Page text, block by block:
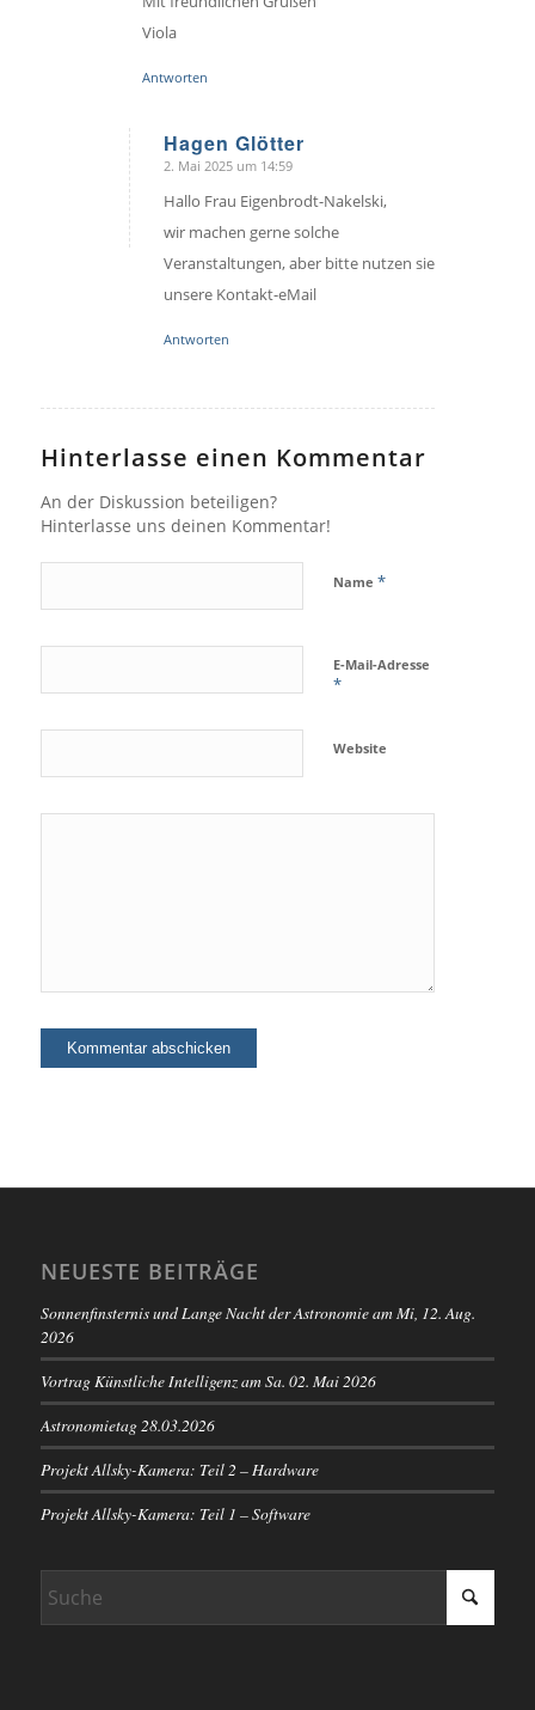
Viola
Antworten
Hagen Glötter
sagte:
2. Mai 2025 um 14:59
Hallo Frau Eigenbrodt-Nakelski,
wir machen gerne solche
Veranstaltungen, aber bitte nutzen sie
unsere Kontakt-eMail
Antworten
Hinterlasse einen Kommentar
An der Diskussion beteiligen?
Hinterlasse uns deinen Kommentar!
Name *
E-Mail-Adresse
*
Website
NEUESTE BEITRÄGE
Sonnenfinsternis und Lange Nacht der Astronomie am Mi, 12. Aug.
2026
Vortrag Künstliche Intelligenz am Sa. 02. Mai 2026
Astronomietag 28.03.2026
Projekt Allsky-Kamera: Teil 2 – Hardware
Projekt Allsky-Kamera: Teil 1 – Software